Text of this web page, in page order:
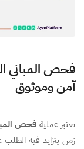
فحص المباني
آمن وموثوق
تعتبر عملية فحص
زمن يتزايد فيه الطلب